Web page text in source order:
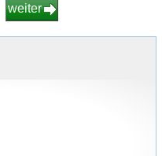
weiter